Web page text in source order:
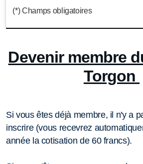
(*) Champs obligatoires
Devenir membre
Torgon
Si vous êtes déjà membre, il n'y a
inscrire (vous recevrez
année la cotisation de 60 francs).